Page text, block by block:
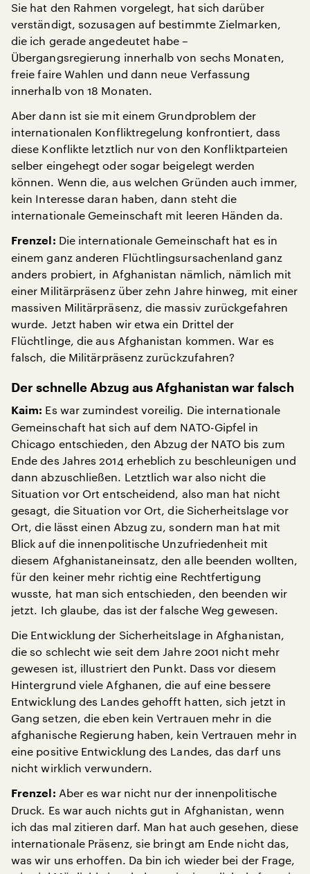
Sie hat den Rahmen vorgelegt, hat sich darüber
verständigt, sozusagen auf bestimmte Zielmarken,
die ich gerade angedeutet habe –
Übergangsregierung innerhalb von sechs Monaten,
freie faire Wahlen und dann neue Verfassung
innerhalb von 18 Monaten.
Aber dann ist sie mit einem Grundproblem der
internationalen Konfliktregelung konfrontiert, dass
diese Konflikte letztlich nur von den Konfliktparteien
selber eingehegt oder sogar beigelegt werden
können. Wenn die, aus welchen Gründen auch immer,
kein Interesse daran haben, dann steht die
internationale Gemeinschaft mit leeren Händen da.
Frenzel: Die internationale Gemeinschaft hat es in
einem ganz anderen Flüchtlingsursachenland ganz
anders probiert, in Afghanistan nämlich, nämlich mit
einer Militärpräsenz über zehn Jahre hinweg, mit einer
massiven Militärpräsenz, die massiv zurückgefahren
wurde. Jetzt haben wir etwa ein Drittel der
Flüchtlinge, die aus Afghanistan kommen. War es
falsch, die Militärpräsenz zurückzufahren?
Der schnelle Abzug aus Afghanistan war falsch
Kaim: Es war zumindest voreilig. Die internationale
Gemeinschaft hat sich auf dem NATO-Gipfel in
Chicago entschieden, den Abzug der NATO bis zum
Ende des Jahres 2014 erheblich zu beschleunigen und
dann abzuschließen. Letztlich war also nicht die
Situation vor Ort entscheidend, also man hat nicht
gesagt, die Situation vor Ort, die Sicherheitslage vor
Ort, die lässt einen Abzug zu, sondern man hat mit
Blick auf die innenpolitische Unzufriedenheit mit
diesem Afghanistaneinsatz, den alle beenden wollten,
für den keiner mehr richtig eine Rechtfertigung
wusste, hat man sich entschieden, den beenden wir
jetzt. Ich glaube, das ist der falsche Weg gewesen.
Die Entwicklung der Sicherheitslage in Afghanistan,
die so schlecht wie seit dem Jahre 2001 nicht mehr
gewesen ist, illustriert den Punkt. Dass vor diesem
Hintergrund viele Afghanen, die auf eine bessere
Entwicklung des Landes gehofft hatten, sich jetzt in
Gang setzen, die eben kein Vertrauen mehr in die
afghanische Regierung haben, kein Vertrauen mehr in
eine positive Entwicklung des Landes, das darf uns
nicht wirklich verwundern.
Frenzel: Aber es war nicht nur der innenpolitische
Druck. Es war auch nichts gut in Afghanistan, wenn
ich das mal zitieren darf. Man hat auch gesehen, diese
internationale Präsenz, sie bringt am Ende nicht das,
was wir uns erhoffen. Da bin ich wieder bei der Frage,